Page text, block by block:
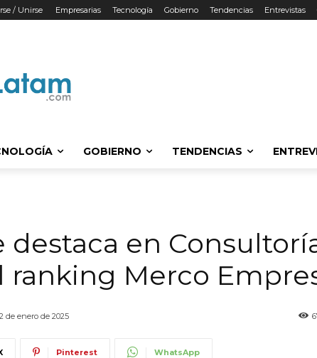
/ Unirse Empresarias Tecnología Gobierno Tendencias Entrevistas
GOBIERNO TENDENCIAS
en
ranking Merco
2 de enero de 2025
Pinterest WhatsApp